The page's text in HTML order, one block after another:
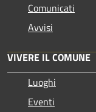
Comunicati
Avvisi
VIVERE IL COMUNE
Luoghi
Eventi